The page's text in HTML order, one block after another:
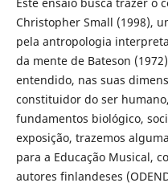
Christopher Small (1998),
pela antropologia
da mente de Bateson
entendido, nas suas
constituidor do ser
fundamentos biológico,
exposição, trazemos
para a Educação Musical,
autores finlandeses